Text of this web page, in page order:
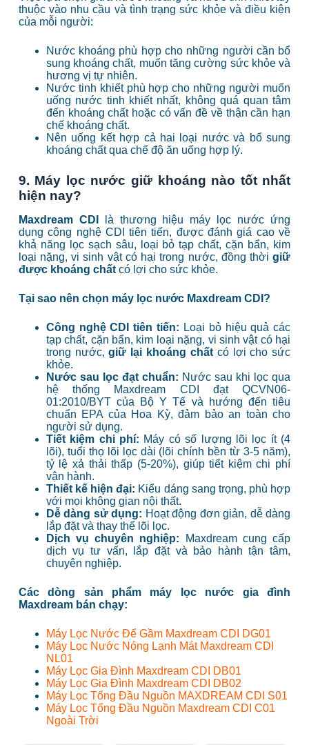
thuộc vào nhu cầu và tình trạng sức khỏe và điều kiện
của mỗi người:
Nước khoáng phù hợp cho những người cần bổ
sung khoáng chất, muốn tăng cường sức khỏe và
hương vị tự nhiên.
Nước tinh khiết phù hợp cho những người muốn
uống nước tinh khiết nhất, không quá quan tâm
đến khoáng chất hoặc có vấn đề về thận cần hạn
chế khoáng chất.
Nên uống kết hợp cả hai loại nước và bổ sung
khoáng chất qua chế độ ăn uống hợp lý.
9. Máy lọc nước giữ khoáng nào tốt nhất
hiện nay?
Maxdream CDI
là thương hiệu máy lọc nước ứng
dụng công nghệ CDI tiên tiến, được đánh giá cao về
khả năng lọc sạch sâu, loại bỏ tạp chất, cặn bẩn, kim
loại nặng, vi sinh vật có hại trong nước, đồng thờigiữ
được khoáng chấtcó lợi cho sức khỏe.
Tại sao nên chọn máy lọc nước Maxdream CDI?
Công nghệ CDI tiên tiến: Loại bỏ hiệu quả các
tạp chất, cặn bẩn, kim loại nặng, vi sinh vật có hại
trong nước,giữ lại khoáng chấtcó lợi cho sức
khỏe.
Nước sau lọc đạt chuẩn: Nước sau khi lọc qua
hệ thống Maxdream CDI đạt QCVN06-
01:2010/BYT của Bộ Y Tế và hướng đến tiêu
chuẩn EPA của Hoa Kỳ, đảm bảo an toàn cho
người sử dụng.
Tiết kiệm chi phí: Máy có số lượng lõi lọc ít (4
lõi), tuổi thọ lõi lọc dài (lõi chính bền từ 3-5 năm),
tỷ lệ xả thải thấp (5-20%), giúp tiết kiệm chi phí
vận hành.
Thiết kế hiện đại: Kiểu dáng sang trọng, phù hợp
với mọi không gian nội thất.
Dễ dàng sử dụng: Hoạt động đơn giản, dễ dàng
lắp đặt và thay thế lõi lọc.
Dịch vụ chuyên nghiệp: Maxdream cung cấp
dịch vụ tư vấn, lắp đặt và bảo hành tận tâm,
chuyên nghiệp.
Các dòng sản phẩm máy lọc nước gia đình
Maxdream bán chạy:
Máy Lọc Nước Để Gầm Maxdream CDI DG01
Máy Lọc Nước Nóng Lạnh Mát Maxdream CDI
NL01
Máy Lọc Gia Đình Maxdream CDI DB01
Máy Lọc Gia Đình Maxdream CDI DB02
Máy Lọc Tổng Đầu Nguồn MAXDREAM CDI S01
Máy Lọc Tổng Đầu Nguồn Maxdream CDI C01
Ngoài Trời